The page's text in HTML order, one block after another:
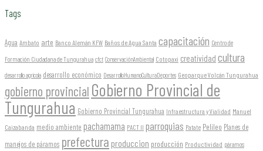
Tags
Agua Ambato arte Banco Alemán KFW Baños de Agua Santa capacitación Centro de
Formación Ciudadana de Tungurahua cfct ConservaciónAmbiental Cotopaxi creatividad cultura
desarrollo agrícola desarrollo económico DesarrolloHumanoCulturaDeportes Geoparque Volcán Tungurahua
gobierno provincial Gobierno Provincial de
Tungurahua Gobierno Provincial Tungurahua Infraestructura y Vialidad Manuel
Caizabanda medio ambiente pachamama PACT II parroquias Patate Pelileo Planes de
manejos de páramos prefectura produccion producción Productividad páramos